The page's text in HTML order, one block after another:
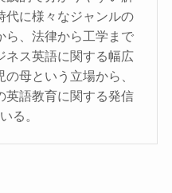
代に様々なジャンルの
ら、法律から工学まで
ネス英語に関する幅広
母という立場から、
英語教育に関する発信
る。